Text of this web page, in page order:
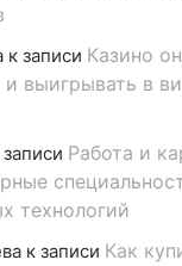
к записи Казино
и выигрывать в
записи Работа и
технологий
к записи Как